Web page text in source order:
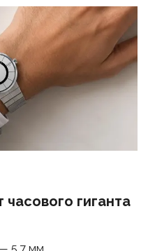
гиганта